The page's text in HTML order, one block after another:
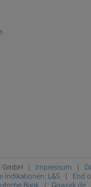
GmbH | Impressum |
Indikationen: L&S | End